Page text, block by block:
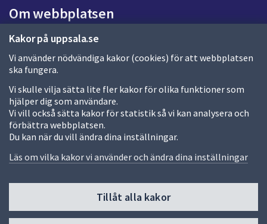
Kakor på uppsala.se
Vi använder nödvändiga kakor (cookies) för att webbplatsen
ska fungera.
Vi skulle vilja sätta lite fler kakor för olika funktioner som
hjälper dig som användare.
Vi vill också sätta kakor för statistik så vi kan analysera och
förbättra webbplatsen.
Du kan när du vill ändra dina inställningar.
Läs om vilka kakor vi använder och ändra dina inställningar
Tillåt alla kakor
d
a
Om webbplatsen
Om webbplatsen
Allmänna handlingar och diarium
Behandling av personuppgifter
Kakor
Språk (other languages)
Tillgänglighetsredogörelse
Fler sätt att följa oss